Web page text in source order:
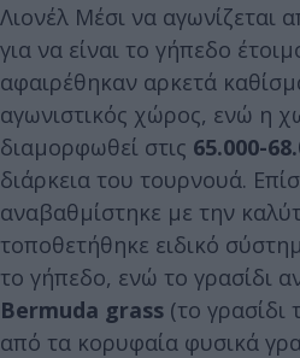
Λιονέλ Μέσι να αγωνίζεται
για να είναι το γήπεδο
αφαιρέθηκαν αρκετά
αγωνιστικός χώρος, ενώ η
διαμορφωθεί στις 65.000-
διάρκεια του τουρνουά.
αναβαθμίστηκε με την
τοποθετήθηκε ειδικό
το γήπεδο, ενώ το γρασίδι
Bermuda grass (το
από τα κορυφαία φυσικά